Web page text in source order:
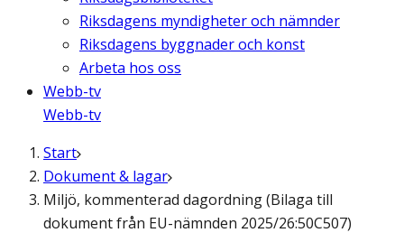
Riksdagens myndigheter och nämnder
Riksdagens byggnader och konst
Arbeta hos oss
Webb-tv
Webb-tv
Start
Dokument & lagar
Miljö, kommenterad dagordning (Bilaga till
dokument från EU-nämnden 2025/26:50C507)